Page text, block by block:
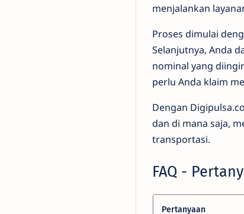
menjalankan
Proses dimulai
Selanjutnya, Anda
nominal yang
perlu Anda klaim
Dengan
dan di mana saja,
transportasi.
FAQ -
Pertanyaan